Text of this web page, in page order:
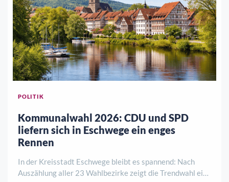
POLITIK
Kommunalwahl 2026: CDU und SPD
liefern sich in Eschwege ein enges
Rennen
In der Kreisstadt Eschwege bleibt es spannend: Nach
Auszählung aller 23 Wahlbezirke zeigt die Trendwahl ein